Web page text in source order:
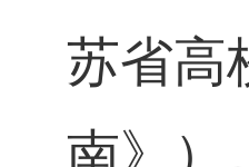
苏省高
南》）